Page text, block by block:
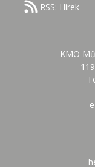
RSS: Hírek
KMO